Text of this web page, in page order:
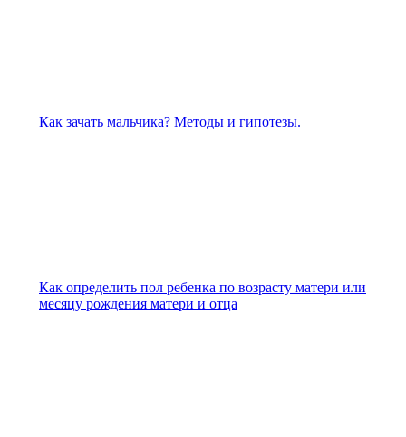
Как зачать мальчика? Методы и гипотезы.
Как определить пол ребенка по возрасту матери или
месяцу рождения матери и отца